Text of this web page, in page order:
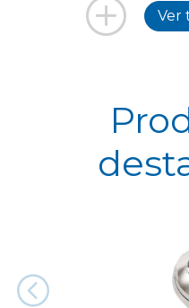
Ver